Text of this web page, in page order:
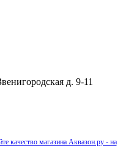
д. 9-11
качество магазина Аквазон.ру - на